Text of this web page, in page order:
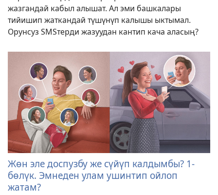
жазгандай кабыл алышат. Ал эми башкалары
тийишип жаткандай түшүнүп калышы ыктымал.
Орунсуз SMSтерди жазуудан кантип кача аласың?
Жөн эле доспузбу же сүйүп калдымбы? 1-
бөлүк. Эмнеден улам ушинтип ойлоп
жатам?